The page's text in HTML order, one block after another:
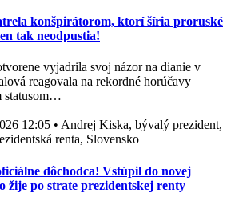
konšpirátorom, ktorí šíria proruské
tak neodpustia!
vyjadrila svoj názor na dianie v
reagovala na rekordné horúčavy
statusom…
12:05 • Andrej Kiska, bývalý prezident,
renta, Slovensko
dôchodca! Vstúpil do novej
žije po strate prezidentskej renty